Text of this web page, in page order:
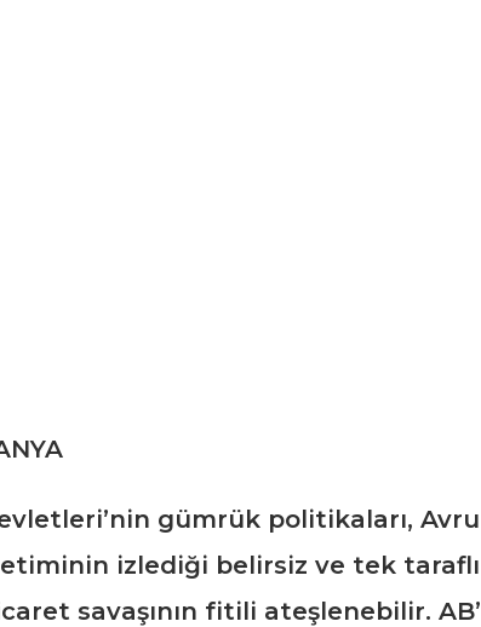
gümrük politikaları,
izlediği belirsiz ve tek
savaşının fitili ateşlenebilir.